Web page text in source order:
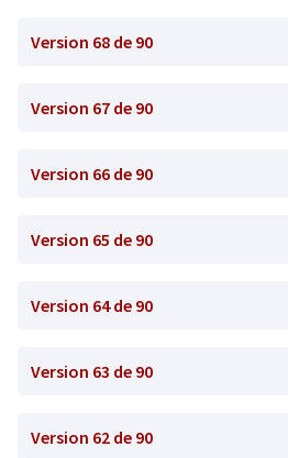
Version 68 de 90
Version 67 de 90
Version 66 de 90
Version 65 de 90
Version 64 de 90
Version 63 de 90
Version 62 de 90